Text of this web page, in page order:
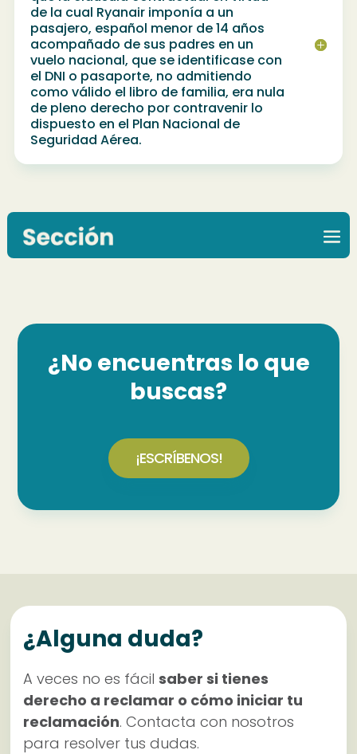
de la cual Ryanair imponía a un
pasajero, español menor de 14 años
acompañado de sus padres en un
vuelo nacional, que se identificase con
el DNI o pasaporte, no admitiendo
como válido el libro de familia, era nula
de pleno derecho por contravenir lo
dispuesto en el Plan Nacional de
Seguridad Aérea.
¿No encuentras lo que
buscas?
¡ESCRÍBENOS!
¿Alguna duda?
A veces no es fácilsaber si tienes
derecho a reclamar o cómo iniciar tu
reclamación. Contacta con nosotros
para resolver tus dudas.